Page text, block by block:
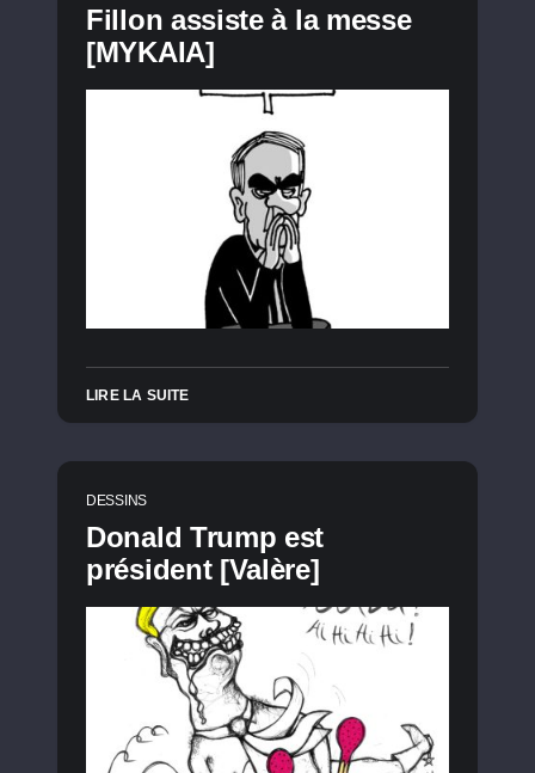
Fillon assiste à la messe
[MYKAIA]
LIRE LA SUITE
DESSINS
Donald Trump est
président [Valère]